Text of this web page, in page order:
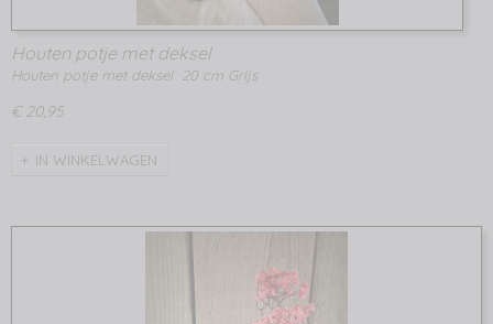
Houten potje met deksel
Houten potje met deksel 20 cm Grijs
€ 20,95
IN WINKELWAGEN